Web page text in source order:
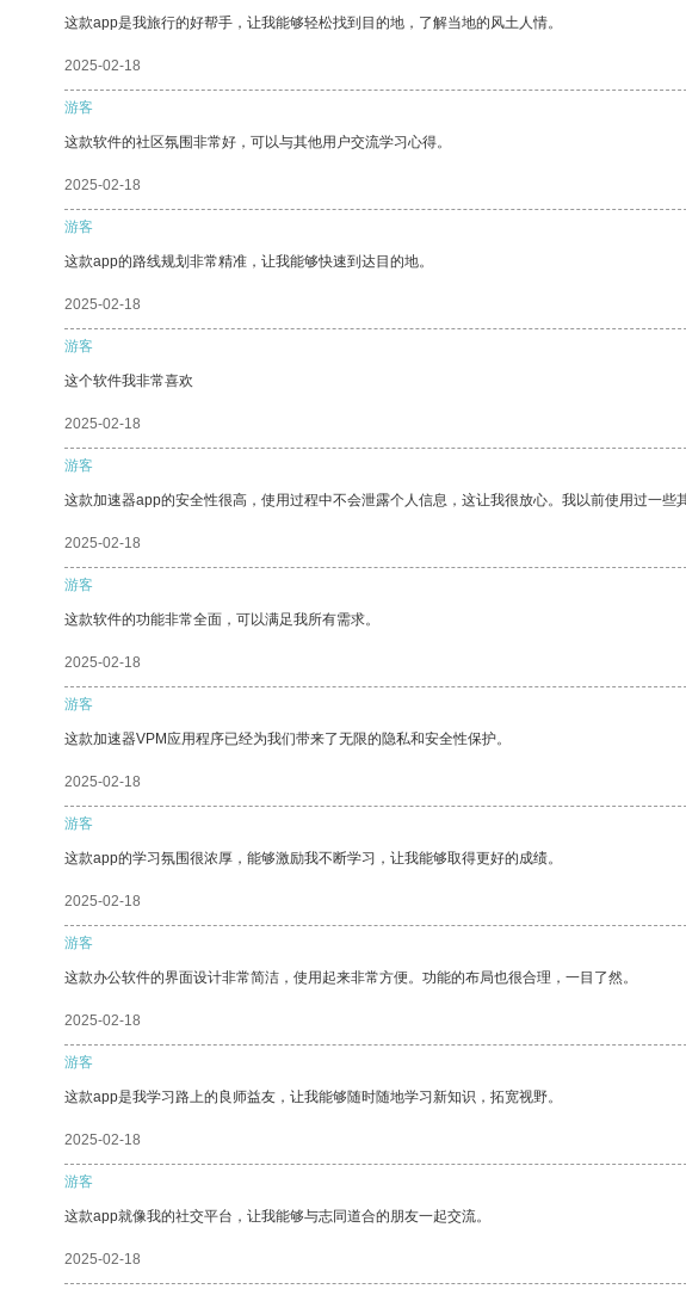
这款app是我旅行的好帮手，让我能够轻松找到目的地，了解当地的风土人情。
2025-02-18
游客
这款软件的社区氛围非常好，可以与其他用户交流学习心得。
2025-02-18
游客
这款app的路线规划非常精准，让我能够快速到达目的地。
2025-02-18
游客
这个软件我非常喜欢
2025-02-18
游客
这款加速器app的安全性很高，使用过程中不会泄露个人信息，这让我很放心。我以前使用过一些
2025-02-18
游客
这款软件的功能非常全面，可以满足我所有需求。
2025-02-18
游客
这款加速器VPM应用程序已经为我们带来了无限的隐私和安全性保护。
2025-02-18
游客
这款app的学习氛围很浓厚，能够激励我不断学习，让我能够取得更好的成绩。
2025-02-18
游客
这款办公软件的界面设计非常简洁，使用起来非常方便。功能的布局也很合理，一目了然。
2025-02-18
游客
这款app是我学习路上的良师益友，让我能够随时随地学习新知识，拓宽视野。
2025-02-18
游客
这款app就像我的社交平台，让我能够与志同道合的朋友一起交流。
2025-02-18